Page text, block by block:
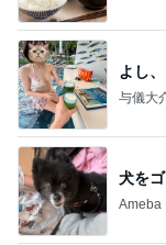
よし
与儀大
犬を
Ameba